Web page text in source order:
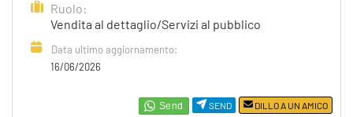
CV
Lingua
SEND DILLO A UN AMICO
Ruolo:
Vendita al dettaglio/Servizi al pubblico
Data ultimo aggiornamento:
16/06/2026